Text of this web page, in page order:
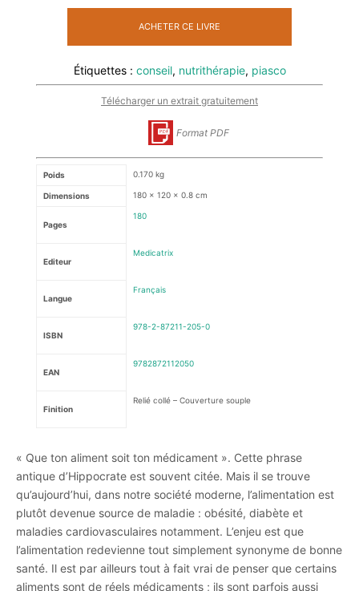
ACHETER CE LIVRE
Étiquettes : conseil, nutrithérapie, piasco
Télécharger un extrait gratuitement
Format PDF
Poids 0.170 kg
Dimensions 180 × 120 × 0.8 cm
Pages
180
Editeur
Medicatrix
Langue
Français
ISBN
978-2-87211-205-0
EAN
9782872112050
Finition
Relié collé – Couverture souple
« Que ton aliment soit ton médicament ». Cette phrase
antique d’Hippocrate est souvent citée. Mais il se trouve
qu’aujourd’hui, dans notre société moderne, l’alimentation est
plutôt devenue source de maladie : obésité, diabète et
maladies cardiovasculaires notamment. L’enjeu est que
l’alimentation redevienne tout simplement synonyme de bonne
santé. Il est par ailleurs tout à fait vrai de penser que certains
aliments sont de réels médicaments ; ils sont parfois aussi